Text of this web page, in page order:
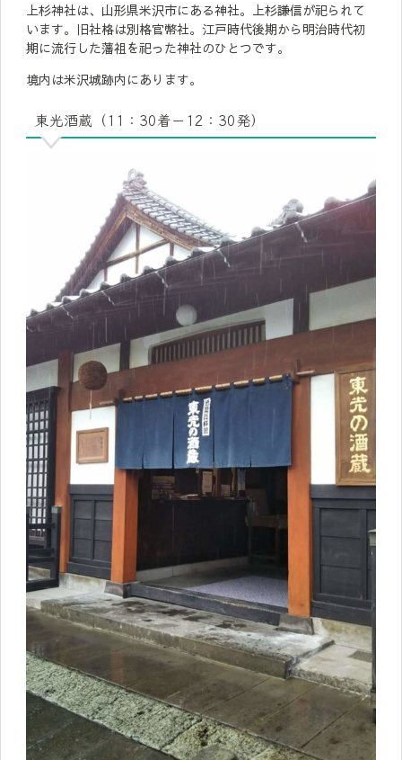
上杉神社は、山形県米沢市にある神社。上杉謙信が祀られて
います。旧社格は別格官幣社。江戸時代後期から明治時代初
期に流行した藩祖を祀った神社のひとつです。
境内は米沢城跡内にあります。
東光酒蔵（11：30着－12：30発）